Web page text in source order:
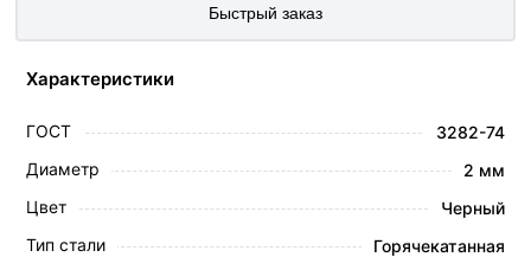
Быстрый заказ
Характеристики
ГОСТ
3282-74
Диаметр
2 мм
Цвет
Черный
Тип стали
Горячекатанная